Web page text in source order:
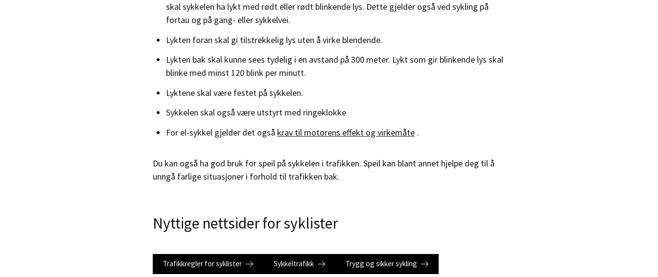
skal sykkelen ha lykt med rødt eller rødt blinkende lys. Dette gjelder også ved sykling på
fortau og på gang- eller sykkelvei.
Lykten foran skal gi tilstrekkelig lys uten å virke blendende.
Lykten bak skal kunne sees tydelig i en avstand på 300 meter. Lykt som gir blinkende lys skal
blinke med minst 120 blink per minutt.
Lyktene skal være festet på sykkelen.
Sykkelen skal også være utstyrt med ringeklokke
For el-sykkel gjelder det også krav til motorens effekt og virkemåte .
Du kan også ha god bruk for speil på sykkelen i trafikken. Speil kan blant annet hjelpe deg til å
unngå farlige situasjoner i forhold til trafikken bak.
Nyttige nettsider for syklister
Trafikkregler for syklister Sykkeltrafikk Trygg og sikker sykling